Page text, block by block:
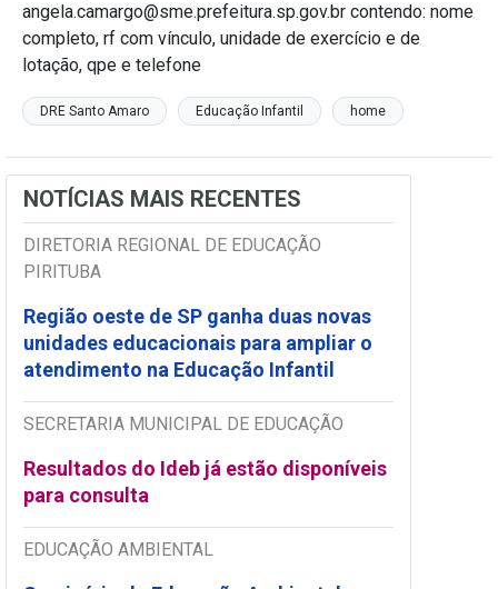
angela.camargo@sme.prefeitura.sp.gov.br contendo: nome
completo, rf com vínculo, unidade de exercício e de
lotação, qpe e telefone
DRE Santo Amaro Educação Infantil home
NOTÍCIAS MAIS RECENTES
DIRETORIA REGIONAL DE EDUCAÇÃO
PIRITUBA
Região oeste de SP ganha duas novas
unidades educacionais para ampliar o
atendimento na Educação Infantil
SECRETARIA MUNICIPAL DE EDUCAÇÃO
Resultados do Ideb já estão disponíveis
para consulta
EDUCAÇÃO AMBIENTAL